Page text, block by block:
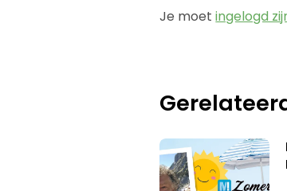
Je moetingelogd